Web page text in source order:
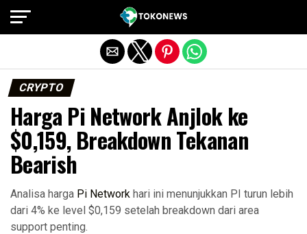
CRYPTO
Harga Pi Network Anjlok ke
$0,159, Breakdown Tekanan
Bearish
Analisa harga Pi Network hari ini menunjukkan PI turun lebih
dari 4% ke level $0,159 setelah breakdown dari area
support penting.
Exit mobile version